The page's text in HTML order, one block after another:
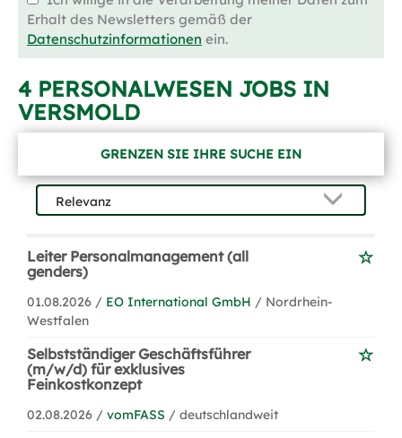
Erhalt des Newsletters gemäß der
Datenschutzinformationen ein.
4 PERSONALWESEN JOBS IN
VERSMOLD
GRENZEN SIE IHRE SUCHE EIN
Leiter Personalmanagement (all
genders)
01.08.2026 / EO International GmbH / Nordrhein-
Westfalen
Selbstständiger Geschäftsführer
(m/w/d) für exklusives
Feinkostkonzept
02.08.2026 / vomFASS / deutschlandweit